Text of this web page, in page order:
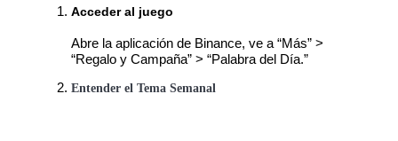
Bloqueos BTR
Acceder al juego
Abre la aplicación de Binance, ve a “Más” >
“Regalo y Campaña” > “Palabra del Día.”
Entender el Tema Semanal